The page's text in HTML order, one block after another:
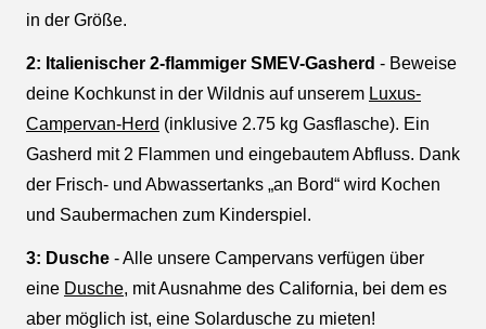
in der Größe.
2: Italienischer 2-flammiger SMEV-Gasherd - Beweise
deine Kochkunst in der Wildnis auf unserem Luxus-
Campervan-Herd (inklusive 2.75 kg Gasflasche). Ein
Gasherd mit 2 Flammen und eingebautem Abfluss. Dank
der Frisch- und Abwassertanks „an Bord“ wird Kochen
und Saubermachen zum Kinderspiel.
3: Dusche - Alle unsere Campervans verfügen über
eine Dusche, mit Ausnahme des California, bei dem es
aber möglich ist, eine Solardusche zu mieten!